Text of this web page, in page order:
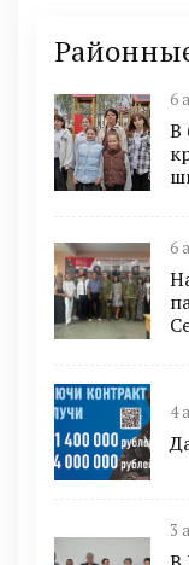
6
В
6
4
3